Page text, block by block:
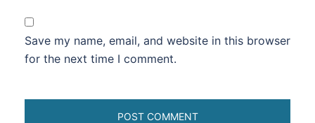
Save my name, email, and website in this browser
for the next time I comment.